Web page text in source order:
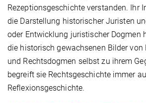
Rezeptionsgeschichte verstanden. Ihr
die Darstellung historischer Juristen
oder Entwicklung juristischer Dogmen
die historisch gewachsenen Bilder von
und Rechtsdogmen selbst zu ihrem
begreift sie Rechtsgeschichte immer
Reflexionsgeschichte.